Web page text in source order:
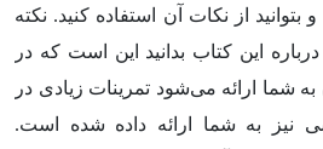
بتوانید از نکات آن استفاده کنید. نکته
این کتاب بدانید این است که در
شما ارائه می‌شود تمرینات زیادی در
نیز به شما ارائه داده شده است.